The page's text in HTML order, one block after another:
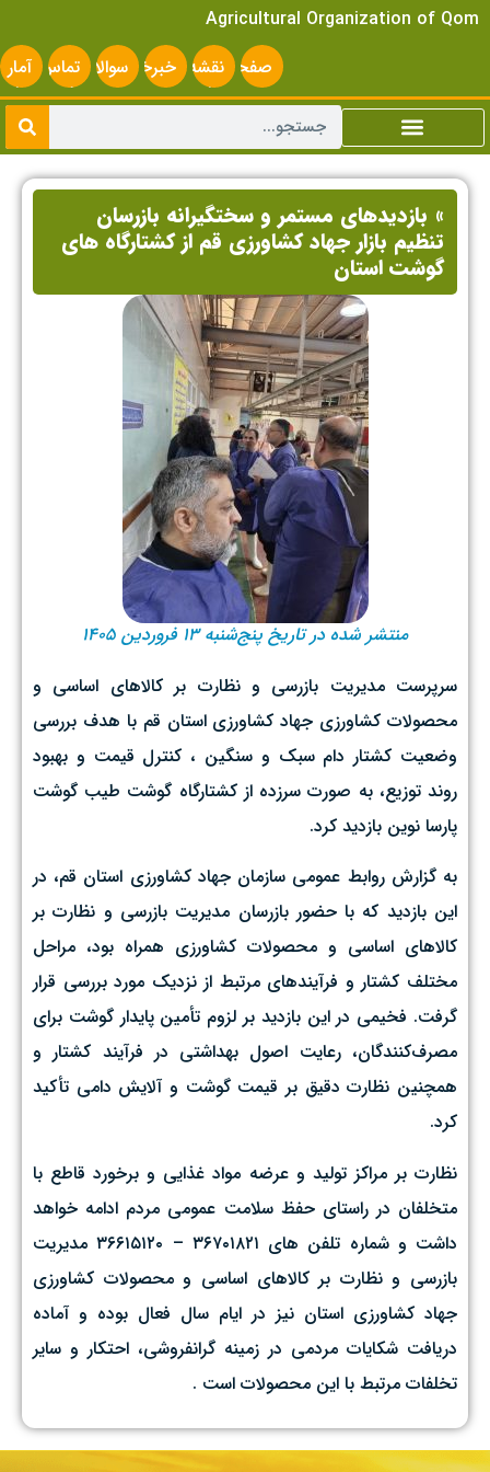
Agricultural Organization of Qom
صفحه
اصلی
نقشه
سایت
خبرخوانسوالات
متداول
تماس
با ما
آمار
» بازدیدهای مستمر و سختگیرانه بازرسان
تنظیم بازار جهاد کشاورزی قم از کشتارگاه های
گوشت استان
منتشر شده در تاریخ پنج‌شنبه ۱۳ فروردین ۱۴۰۵
سرپرست مدیریت بازرسی و نظارت بر کالاهای اساسی و
محصولات کشاورزی جهاد کشاورزی استان قم با هدف بررسی
وضعیت کشتار دام سبک و سنگین ، کنترل قیمت و بهبود
روند توزیع، به صورت سرزده از کشتارگاه گوشت طیب گوشت
پارسا نوین بازدید کرد.
به گزارش روابط عمومی سازمان جهاد کشاورزی استان قم، در
این بازدید که با حضور بازرسان مدیریت بازرسی و نظارت بر
کالاهای اساسی و محصولات کشاورزی همراه بود، مراحل
مختلف کشتار و فرآیندهای مرتبط از نزدیک مورد بررسی قرار
گرفت. فخیمی در این بازدید بر لزوم تأمین پایدار گوشت برای
مصرف‌کنندگان، رعایت اصول بهداشتی در فرآیند کشتار و
همچنین نظارت دقیق بر قیمت‌ گوشت و آلایش دامی تأکید
کرد.
نظارت بر مراکز تولید و عرضه مواد غذایی و برخورد قاطع با
متخلفان در راستای حفظ سلامت عمومی مردم ادامه خواهد
داشت و شماره تلفن های ۳۶۷۰۱۸۲۱ – ۳۶۶۱۵۱۲۰ مدیریت
بازرسی و نظارت بر کالاهای اساسی و محصولات کشاورزی
جهاد کشاورزی استان نیز در ایام سال فعال بوده و آماده
دریافت شکایات مردمی در زمینه گرانفروشی، احتکار و سایر
تخلفات مرتبط با این محصولات است .